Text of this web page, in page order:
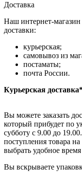
Доставка
Наш интернет-магазин
доставки:
курьерская;
самовывоз из
постаматы;
почта России.
Курьерская
Вы можете заказать
который прибудет по
субботу с 9.00 до
поступления товара
выбрать удобное
Вы вскрываете